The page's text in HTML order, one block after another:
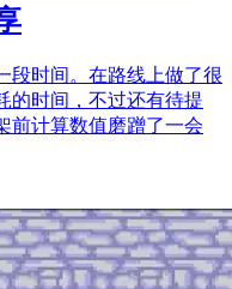
段时间。在路线上做了很
的时间，不过还有待提
前计算数值磨蹭了一会